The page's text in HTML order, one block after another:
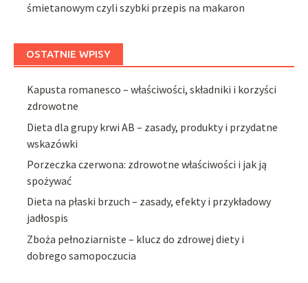
śmietanowym czyli szybki przepis na makaron
OSTATNIE WPISY
Kapusta romanesco – właściwości, składniki i korzyści
zdrowotne
Dieta dla grupy krwi AB – zasady, produkty i przydatne
wskazówki
Porzeczka czerwona: zdrowotne właściwości i jak ją
spożywać
Dieta na płaski brzuch – zasady, efekty i przykładowy
jadłospis
Zboża pełnoziarniste – klucz do zdrowej diety i
dobrego samopoczucia